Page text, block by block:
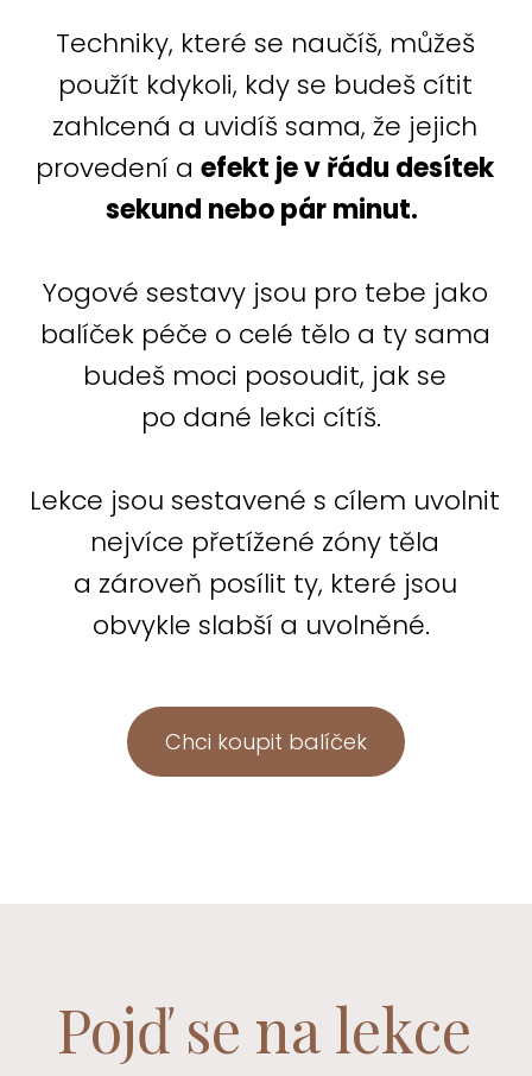
Techniky, které se naučíš, můžeš
použít kdykoli, kdy se budeš cítit
zahlcená a uvidíš sama, že jejich
provedení aefekt je v řádu desítek
sekund nebo pár minut.
Yogové sestavy jsou pro tebe jako
balíček péče o celé tělo a ty sama
budeš moci posoudit, jak se
po dané lekci cítíš.
Lekce jsou sestavené s cílem uvolnit
nejvíce přetížené zóny těla
a zároveň posílit ty, které jsou
obvykle slabší a uvolněné.
Chci koupit balíček
Pojď se na lekce